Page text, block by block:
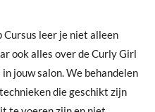
Cursus leer je niet alleen
ook alles over de Curly Girl
jouw salon. We behandelen
die geschikt zijn